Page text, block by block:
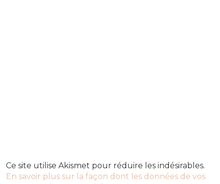
Ce site utilise Akismet pour réduire les indésirables.
En savoir plus sur la façon dont les données de vos